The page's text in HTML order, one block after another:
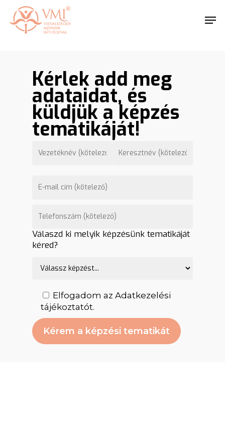
https://vmi.life/
main
Kérlek add meg
adataidat, és
küldjük a képzés
tematikáját!
Válaszd ki melyik képzésünk tematikáját
kéred?
Elfogadom azAdatkezelési
tájékoztatót.